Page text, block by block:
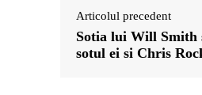
Articolul precedent
Sotia lui Will Smith
sotul ei si Chris